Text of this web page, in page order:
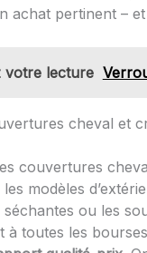
achat pertinent –
votre lecture
cheval et
couvertures
modèles
séchantes ou les
à toutes les